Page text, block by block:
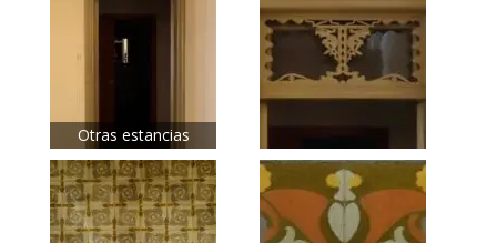
Otras estancias